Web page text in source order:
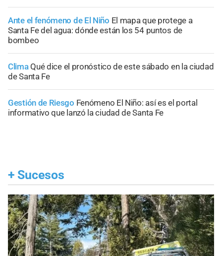
Ante el fenómeno de El Niño El mapa que protege a
Santa Fe del agua: dónde están los 54 puntos de
bombeo
Clima Qué dice el pronóstico de este sábado en la ciudad
de Santa Fe
Gestión de Riesgo Fenómeno El Niño: así es el portal
informativo que lanzó la ciudad de Santa Fe
+ Sucesos